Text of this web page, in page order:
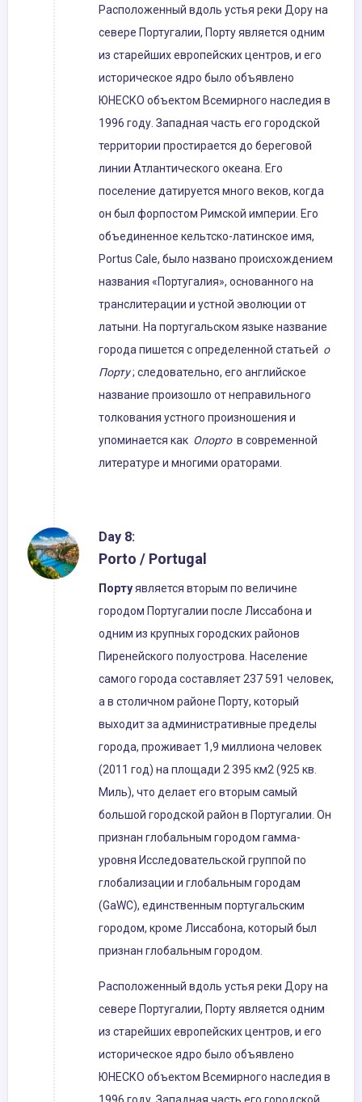
Расположенный вдоль устья реки Дору на
севере Португалии, Порту является одним
из старейших европейских центров, и его
историческое ядро ​​было объявлено
ЮНЕСКО объектом Всемирного наследия в
1996 году. Западная часть его городской
территории простирается до береговой
линии Атлантического океана. Его
поселение датируется много веков, когда
он был форпостом Римской империи. Его
объединенное кельтско-латинское имя,
Portus Cale, было названо происхождением
названия «Португалия», основанного на
транслитерации и устной эволюции от
латыни. На португальском языке название
города пишется с определенной статьей о
Порту; следовательно, его английское
название произошло от неправильного
толкования устного произношения и
упоминается как Опортов современной
литературе и многими ораторами.
Day 8:
Porto / Portugal
Портуявляется вторым по величине
городом Португалии после Лиссабона и
одним из крупных городских районов
Пиренейского полуострова. Население
самого города составляет 237 591 человек,
а в столичном районе Порту, который
выходит за административные пределы
города, проживает 1,9 миллиона человек
(2011 год) на площади 2 395 км2 (925 кв.
Миль), что делает его вторым самый
большой городской район в Португалии. Он
признан глобальным городом гамма-
уровня Исследовательской группой по
глобализации и глобальным городам
(GaWC), единственным португальским
городом, кроме Лиссабона, который был
признан глобальным городом.
Расположенный вдоль устья реки Дору на
севере Португалии, Порту является одним
из старейших европейских центров, и его
историческое ядро ​​было объявлено
ЮНЕСКО объектом Всемирного наследия в